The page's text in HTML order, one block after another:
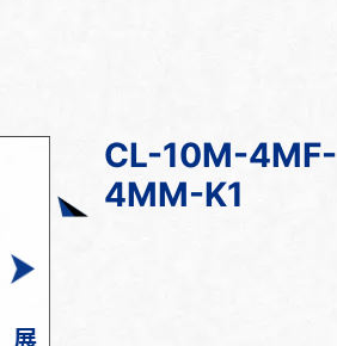
CL-10M-4MF-
4MM-K1